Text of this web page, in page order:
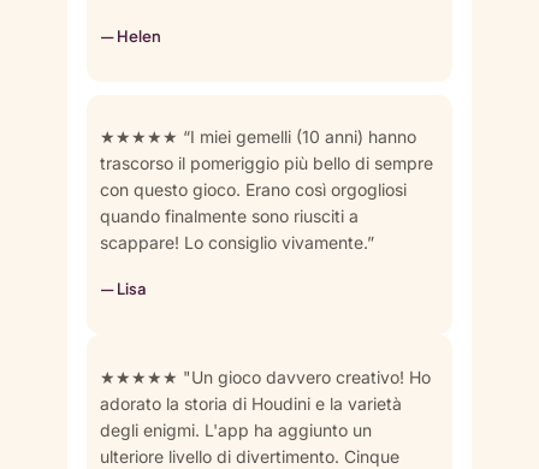
— Helen
★★★★★ “I miei gemelli (10 anni) hanno
trascorso il pomeriggio più bello di sempre
con questo gioco. Erano così orgogliosi
quando finalmente sono riusciti a
scappare! Lo consiglio vivamente.”
— Lisa
★★★★★ "Un gioco davvero creativo! Ho
adorato la storia di Houdini e la varietà
degli enigmi. L'app ha aggiunto un
ulteriore livello di divertimento. Cinque